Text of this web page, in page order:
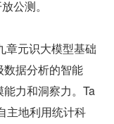
公测。
章元识大模型基础
据分析的智能
力和洞察力。Ta
主地利用统计科